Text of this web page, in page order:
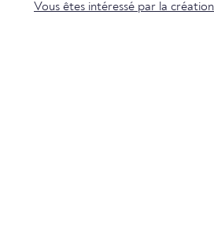
Vous êtes intéressé par la